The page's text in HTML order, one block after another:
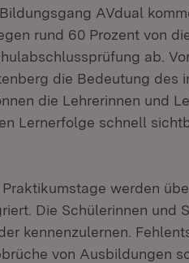
AVdual
rund 60 Prozent von
ab.
die Bedeutung des
die Lehrerinnen und
Lernerfolge schnell
werden
Die Schülerinnen und
kennenzulernen.
von Ausbildungen